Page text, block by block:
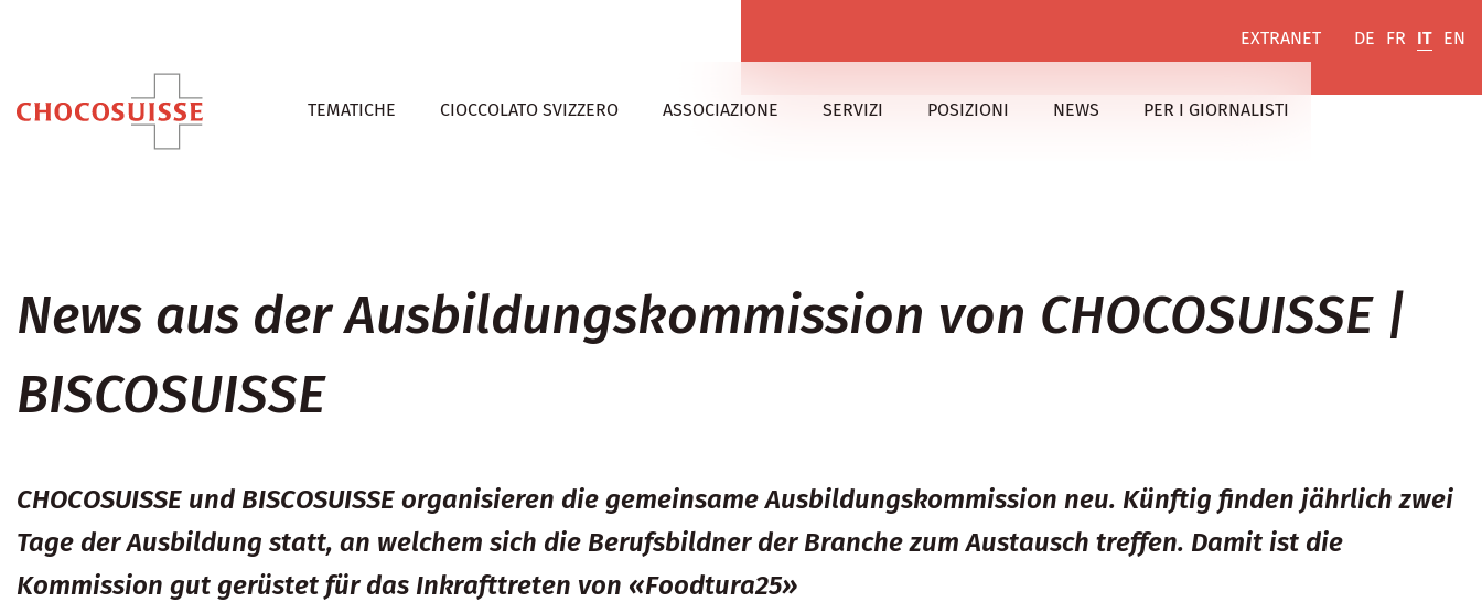
EXTRANET DE FR IT EN
TEMATICHE CIOCCOLATO SVIZZERO ASSOCIAZIONE SERVIZI POSIZIONI NEWS PER I GIORNALISTI
News aus der Ausbildungskommission von CHOCOSUISSE |
BISCOSUISSE
CHOCOSUISSE und BISCOSUISSE organisieren die gemeinsame Ausbildungskommission neu. Künftig finden jährlich zwei
Tage der Ausbildung statt, an welchem sich die Berufsbildner der Branche zum Austausch treffen. Damit ist die
Kommission gut gerüstet für das Inkrafttreten von «Foodtura25»